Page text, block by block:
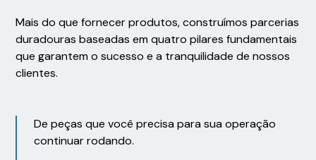
Mais do que fornecer produtos, construímos parcerias
duradouras baseadas em quatro pilares fundamentais
que garantem o sucesso e a tranquilidade de nossos
clientes.
De peças que você precisa para sua operação
continuar rodando.